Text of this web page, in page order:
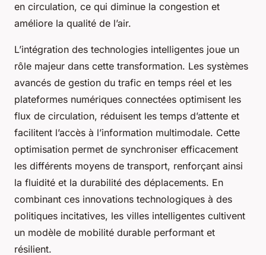
en circulation, ce qui diminue la congestion et
améliore la qualité de l’air.
L’intégration des technologies intelligentes joue un
rôle majeur dans cette transformation. Les systèmes
avancés de gestion du trafic en temps réel et les
plateformes numériques connectées optimisent les
flux de circulation, réduisent les temps d’attente et
facilitent l’accès à l’information multimodale. Cette
optimisation permet de synchroniser efficacement
les différents moyens de transport, renforçant ainsi
la fluidité et la durabilité des déplacements. En
combinant ces innovations technologiques à des
politiques incitatives, les villes intelligentes cultivent
un modèle de mobilité durable performant et
résilient.